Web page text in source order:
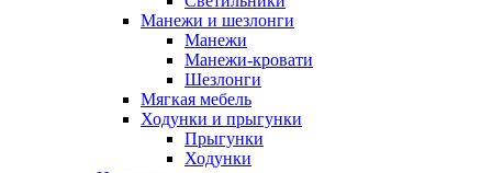
Манежи и шезлонги
Манежи
Манежи-кровати
Шезлонги
Мягкая мебель
Ходунки и прыгунки
Прыгунки
Ходунки